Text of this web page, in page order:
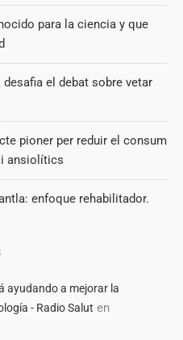
para la ciencia y que
el debat sobre vetar
pioner per reduir el consum
ansiolítics
enfoque rehabilitador.
ayudando a mejorar la
- Radio Salut en